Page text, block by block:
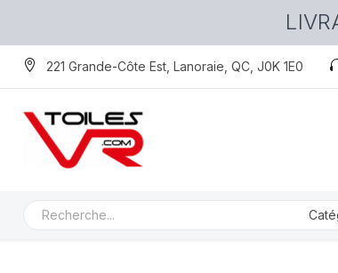
221 Grande-Côte Est, Lanoraie, QC, J0K 1E0